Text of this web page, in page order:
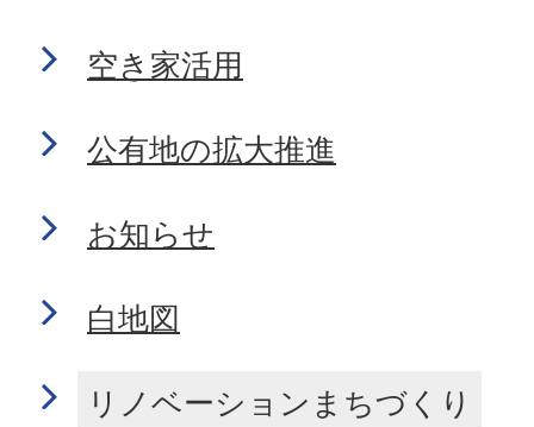
空き家活用
公有地の拡大推進
お知らせ
白地図
リノベーションまちづくり